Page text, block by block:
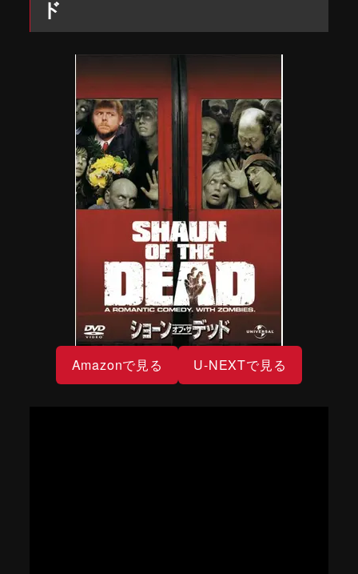
ド
Amazonで見る U-NEXTで見る